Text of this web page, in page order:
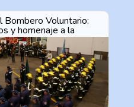
Voluntario:
y homenaje a la